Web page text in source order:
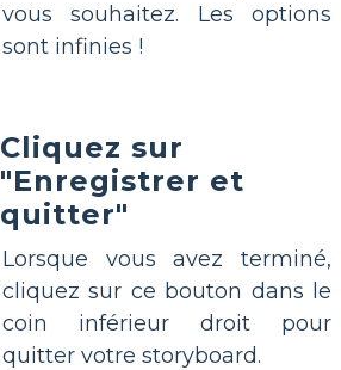
vous souhaitez. Les options
sont infinies !
Cliquez sur
"Enregistrer et
quitter"
Lorsque vous avez terminé,
cliquez sur ce bouton dans le
coin inférieur droit pour
quitter votre storyboard.